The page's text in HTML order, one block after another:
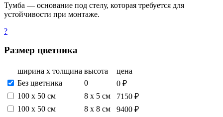
Тумба — основание под стелу, которая требуется для
устойчивости при монтаже.
?
Размер цветника
ширина х толщина высота
цена
Без цветника
0
0 ₽
100 х 50 см
8 х 5 см
7150 ₽
100 х 50 см
8 х 8 см
9400 ₽